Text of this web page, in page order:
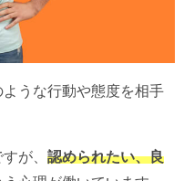
うな行動や態度を相手
が、 認められたい、良